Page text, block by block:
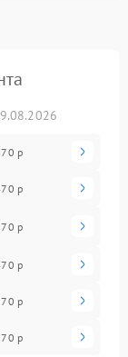
р
р
р
р
р
р